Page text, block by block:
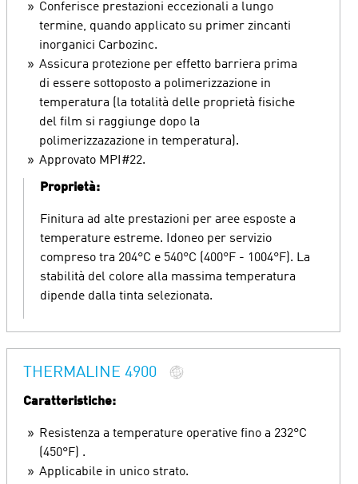
Conferisce prestazioni eccezionali a lungo
termine, quando applicato su primer zincanti
inorganici Carbozinc.
Assicura protezione per effetto barriera prima
di essere sottoposto a polimerizzazione in
temperatura (la totalità delle proprietà fisiche
del film si raggiunge dopo la
polimerizzazazione in temperatura).
Approvato MPI#22.
Proprietà:
Finitura ad alte prestazioni per aree esposte a
temperature estreme. Idoneo per servizio
compreso tra 204°C e 540°C (400°F - 1004°F). La
stabilità del colore alla massima temperatura
dipende dalla tinta selezionata.
THERMALINE 4900
Caratteristiche:
Resistenza a temperature operative fino a 232°C
(450°F) .
Applicabile in unico strato.